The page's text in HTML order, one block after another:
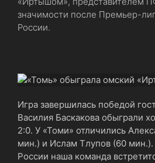
значимости после Премьер-
России.
Игра завершилась победой
Василия Баскакова обыграли
2:0. У «Томи» отличились
мин.) и Ислам Тлупов (60 мин.).
России наша команда